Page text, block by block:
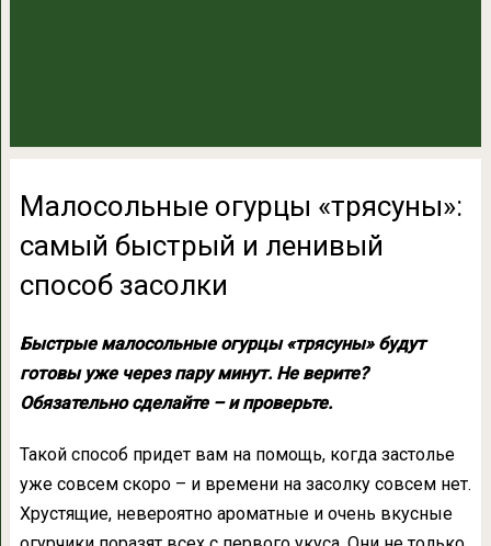
Малосольные огурцы «трясуны»:
самый быстрый и ленивый
способ засолки
Быстрые малосольные огурцы «трясуны» будут
готовы уже через пару минут. Не верите?
Обязательно сделайте – и проверьте.
Такой способ придет вам на помощь, когда застолье
уже совсем скоро – и времени на засолку совсем нет.
Хрустящие, невероятно ароматные и очень вкусные